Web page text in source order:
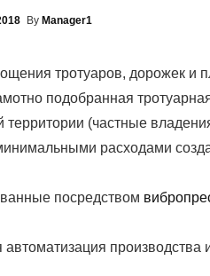
By Manager1
тротуаров, дорожек и
подобранная
территории (частные
расходами
посредством
автоматизация производства